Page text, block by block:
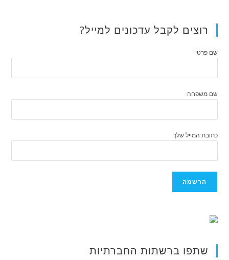
רוצים לקבל עדכונים למייל?
שם פרטי
שם משפחה
כתובת המייל שלך
שתפו ברשתות החברתיות